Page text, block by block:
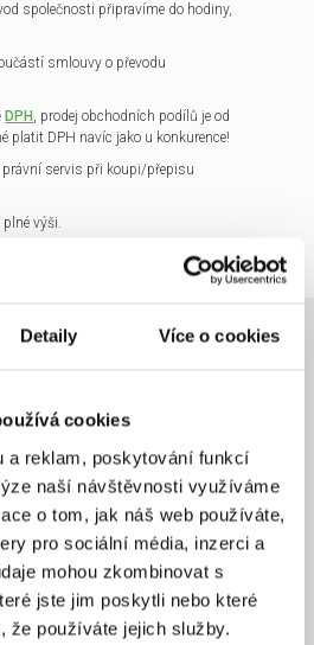
Detaily Více o cookies
cookies
a reklam, poskytování funkcí
naší návštěvnosti využíváme
o tom, jak náš web používáte,
pro sociální média, inzerci a
mohou zkombinovat s
jste jim poskytli nebo které
že používáte jejich služby.
společnosti připravíme do hodiny,
smlouvy o převodu
DPH , prodej obchodních podílů je od
platit DPH navíc jako u konkurence!
servis při koupi/přepisu
výši.
2025
15 900 Kč
REZERVOVAT